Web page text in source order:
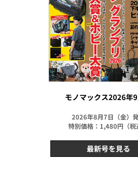
モノマックス2026年
2026年8月7日（金）
特別価格：1,480円（税
最新号を見る